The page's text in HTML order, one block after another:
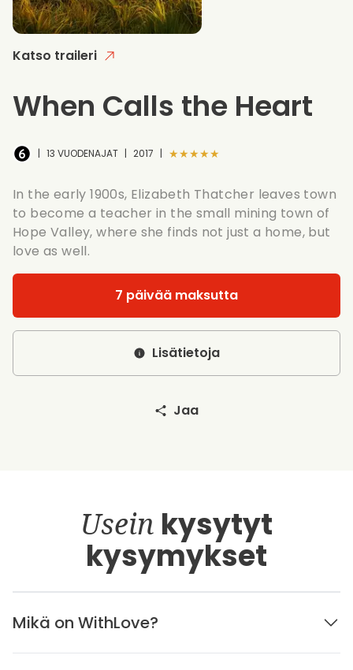
Katso traileri
When Calls the Heart
| 13 VUODENAJAT | 2017 | ★★★★★
In the early 1900s, Elizabeth Thatcher leaves town
to become a teacher in the small mining town of
Hope Valley, where she finds not just a home, but
love as well.
7 päivää maksutta
Lisätietoja
Jaa
Usein kysytyt
kysymykset
Mikä on WithLove?